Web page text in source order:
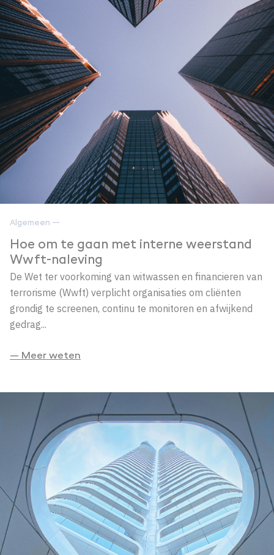
Algemeen —
Hoe om te gaan met interne weerstand
Wwft-naleving
De Wet ter voorkoming van witwassen en financieren van
terrorisme (Wwft) verplicht organisaties om cliënten
grondig te screenen, continu te monitoren en afwijkend
gedrag...
— Meer weten